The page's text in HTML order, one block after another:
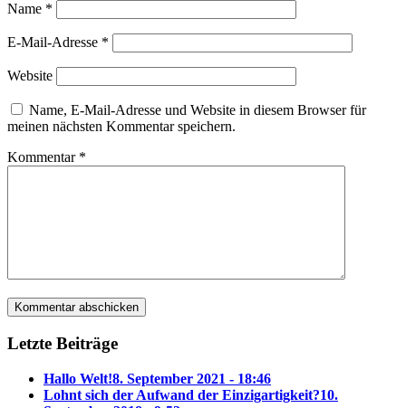
Name *
E-Mail-Adresse *
Website
Name, E-Mail-Adresse und Website in diesem Browser für
meinen nächsten Kommentar speichern.
Kommentar *
Letzte Beiträge
Hallo Welt!8. September 2021 - 18:46
Lohnt sich der Aufwand der Einzigartigkeit?10.